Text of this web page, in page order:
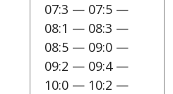
07:3 — 07:5 —
08:1 — 08:3 —
08:5 — 09:0 —
09:2 — 09:4 —
10:0 — 10:2 —